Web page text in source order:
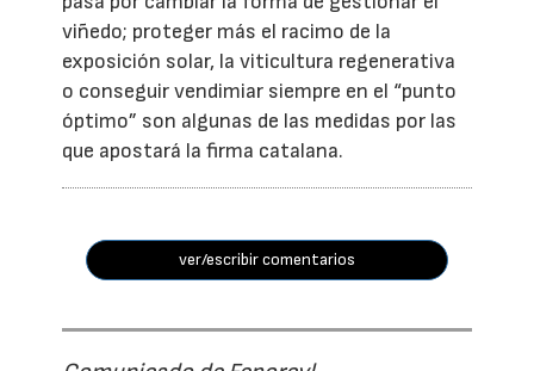
viñedo; proteger más el racimo de la
exposición solar, la viticultura regenerativa
o conseguir vendimiar siempre en el “punto
óptimo” son algunas de las medidas por las
que apostará la firma catalana.
ver/escribir comentarios